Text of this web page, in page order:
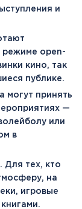
и
режиме open-
кино, так
публике.
могут принять
—
или
в
Для тех, кто
на
игровые